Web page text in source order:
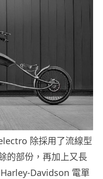
除採用了流線型
的部份，再加上又長
Davidson 電單